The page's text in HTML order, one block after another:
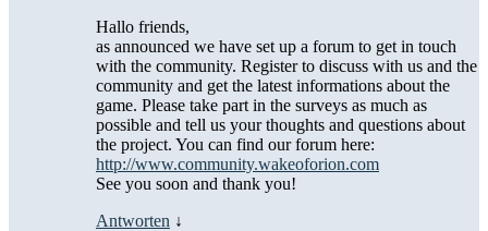
Hallo friends,
as announced we have set up a forum to get in touch
with the community. Register to discuss with us and the
community and get the latest informations about the
game. Please take part in the surveys as much as
possible and tell us your thoughts and questions about
the project. You can find our forum here:
http://www.community.wakeoforion.com
See you soon and thank you!
Antworten ↓